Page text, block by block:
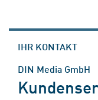
IHR KONTAKT
DIN Media GmbH